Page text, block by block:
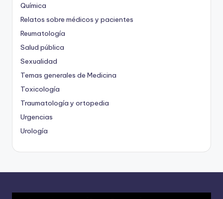
Química
Relatos sobre médicos y pacientes
Reumatología
Salud pública
Sexualidad
Temas generales de Medicina
Toxicología
Traumatología y ortopedia
Urgencias
Urología